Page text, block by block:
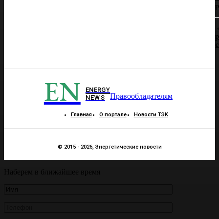
EN
ENERGY
NEWS
Правообладателям
Главная О портале Новости ТЭК
© 2015 - 2026, Энергетические новости
Наберем в ближайшее время